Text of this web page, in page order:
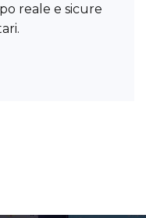
reale e sicure